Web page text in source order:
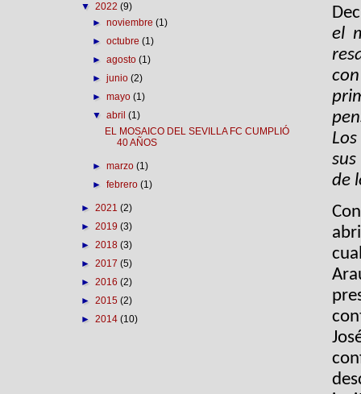
el
de
▼ 2022 (9)
►noviembre(1)
►octubre(1)
►agosto(1)
►junio(2)
►mayo(1)
▼abril(1)
EL MOSAICO DEL SEVILLA FC CUMPLIÓ
40 AÑOS
►marzo(1)
►febrero(1)
► 2021 (2)
► 2019 (3)
► 2018 (3)
► 2017 (5)
► 2016 (2)
► 2015 (2)
► 2014 (10)